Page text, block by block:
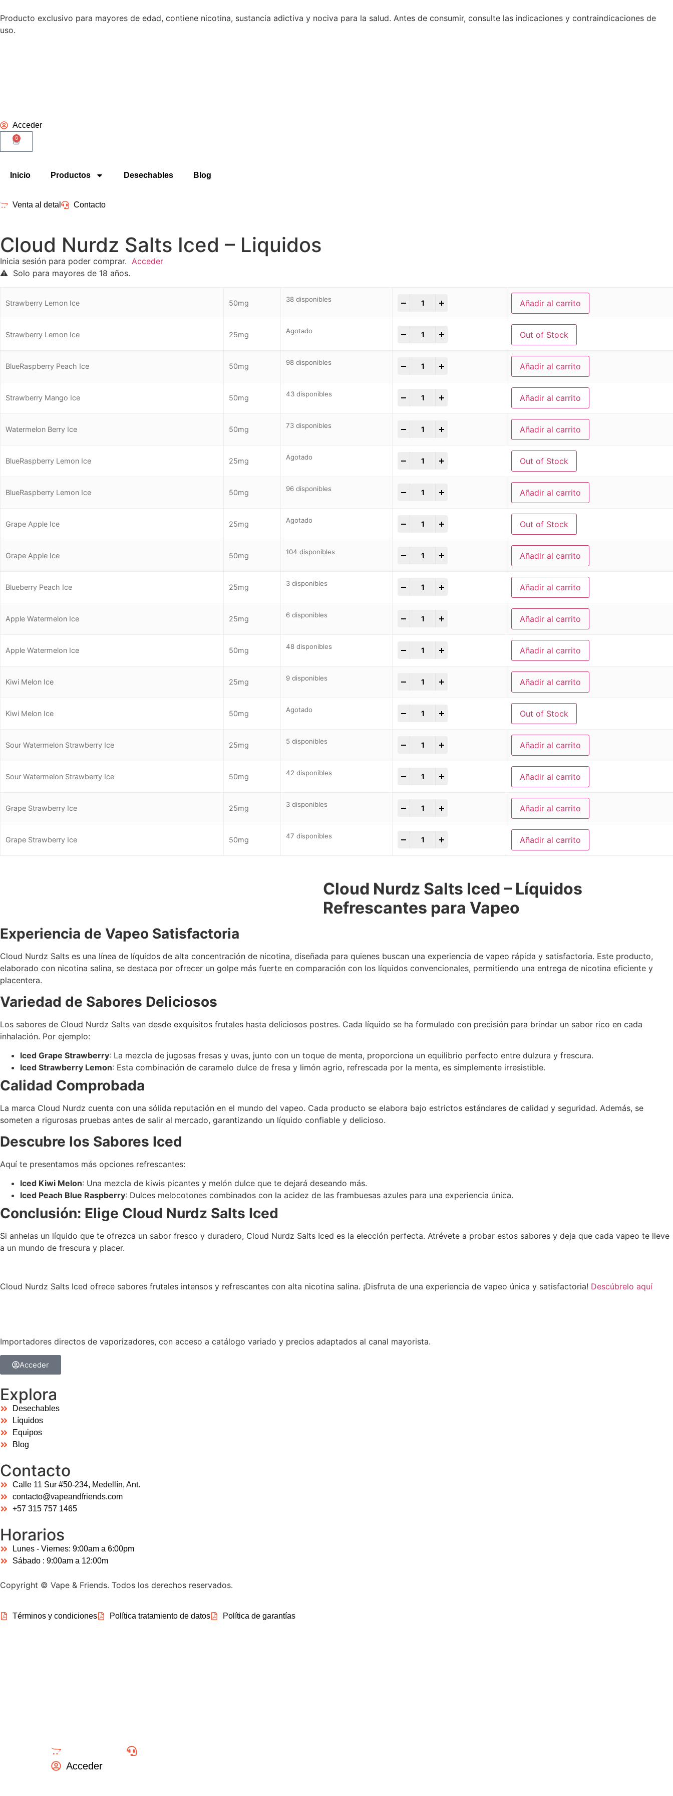
Producto exclusivo para mayores de edad, contiene nicotina, sustancia adictiva y nociva para la salud. Antes de consumir, consulte las indicaciones y contraindicaciones de
uso.
Acceder
0
Inicio Productos Desechables Blog
Venta al detal Contacto
Cloud Nurdz Salts Iced – Liquidos
Inicia sesión para poder comprar. Acceder
⚠️ Solo para mayores de 18 años.
Strawberry Lemon Ice 50mg 38 disponibles Añadir al carrito
Strawberry Lemon Ice 25mg Agotado Out of Stock
BlueRaspberry Peach Ice 50mg 98 disponibles Añadir al carrito
Strawberry Mango Ice 50mg 43 disponibles Añadir al carrito
Watermelon Berry Ice 50mg 73 disponibles Añadir al carrito
BlueRaspberry Lemon Ice 25mg Agotado Out of Stock
BlueRaspberry Lemon Ice 50mg 96 disponibles Añadir al carrito
Grape Apple Ice 25mg Agotado Out of Stock
Grape Apple Ice 50mg 104 disponibles Añadir al carrito
Blueberry Peach Ice 25mg 3 disponibles Añadir al carrito
Apple Watermelon Ice 25mg 6 disponibles Añadir al carrito
Apple Watermelon Ice 50mg 48 disponibles Añadir al carrito
Kiwi Melon Ice 25mg 9 disponibles Añadir al carrito
Kiwi Melon Ice 50mg Agotado Out of Stock
Sour Watermelon Strawberry Ice 25mg 5 disponibles Añadir al carrito
Sour Watermelon Strawberry Ice 50mg 42 disponibles Añadir al carrito
Grape Strawberry Ice 25mg 3 disponibles Añadir al carrito
Grape Strawberry Ice 50mg 47 disponibles Añadir al carrito
Cloud Nurdz Salts Iced – Líquidos
Refrescantes para Vapeo
Experiencia de Vapeo Satisfactoria
Cloud Nurdz Salts es una línea de líquidos de alta concentración de nicotina, diseñada para quienes buscan una experiencia de vapeo rápida y satisfactoria. Este producto,
elaborado con nicotina salina, se destaca por ofrecer un golpe más fuerte en comparación con los líquidos convencionales, permitiendo una entrega de nicotina eficiente y
placentera.
Variedad de Sabores Deliciosos
Los sabores de Cloud Nurdz Salts van desde exquisitos frutales hasta deliciosos postres. Cada líquido se ha formulado con precisión para brindar un sabor rico en cada
inhalación. Por ejemplo:
Iced Grape Strawberry: La mezcla de jugosas fresas y uvas, junto con un toque de menta, proporciona un equilibrio perfecto entre dulzura y frescura.
Iced Strawberry Lemon: Esta combinación de caramelo dulce de fresa y limón agrio, refrescada por la menta, es simplemente irresistible.
Calidad Comprobada
La marca Cloud Nurdz cuenta con una sólida reputación en el mundo del vapeo. Cada producto se elabora bajo estrictos estándares de calidad y seguridad. Además, se
someten a rigurosas pruebas antes de salir al mercado, garantizando un líquido confiable y delicioso.
Descubre los Sabores Iced
Aquí te presentamos más opciones refrescantes:
Iced Kiwi Melon: Una mezcla de kiwis picantes y melón dulce que te dejará deseando más.
Iced Peach Blue Raspberry: Dulces melocotones combinados con la acidez de las frambuesas azules para una experiencia única.
Conclusión: Elige Cloud Nurdz Salts Iced
Si anhelas un líquido que te ofrezca un sabor fresco y duradero, Cloud Nurdz Salts Iced es la elección perfecta. Atrévete a probar estos sabores y deja que cada vapeo te lleve
a un mundo de frescura y placer.
Cloud Nurdz Salts Iced ofrece sabores frutales intensos y refrescantes con alta nicotina salina. ¡Disfruta de una experiencia de vapeo única y satisfactoria! Descúbrelo aquí
Importadores directos de vaporizadores, con acceso a catálogo variado y precios adaptados al canal mayorista.
Acceder
Explora
Desechables
Líquidos
Equipos
Blog
Contacto
Calle 11 Sur #50-234, Medellín, Ant.
contacto@vapeandfriends.com
+57 315 757 1465
Horarios
Lunes - Viernes: 9:00am a 6:00pm
Sábado : 9:00am a 12:00m
Copyright © Vape & Friends. Todos los derechos reservados.
Términos y condiciones Política tratamiento de datos Política de garantías
Acceder